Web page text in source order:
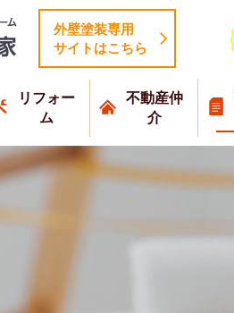
外壁塗装専用
サイトはこちら
リフォー
ム
不動産仲
介